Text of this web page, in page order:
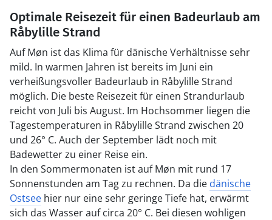
Optimale Reisezeit für einen Badeurlaub am
Råbylille Strand
Auf Møn ist das Klima für dänische Verhältnisse sehr
mild. In warmen Jahren ist bereits im Juni ein
verheißungsvoller Badeurlaub in Råbylille Strand
möglich. Die beste Reisezeit für einen Strandurlaub
reicht von Juli bis August. Im Hochsommer liegen die
Tagestemperaturen in Råbylille Strand zwischen 20
und 26° C. Auch der September lädt noch mit
Badewetter zu einer Reise ein.
In den Sommermonaten ist auf Møn mit rund 17
Sonnenstunden am Tag zu rechnen. Da die dänische
Ostsee hier nur eine sehr geringe Tiefe hat, erwärmt
sich das Wasser auf circa 20° C. Bei diesen wohligen